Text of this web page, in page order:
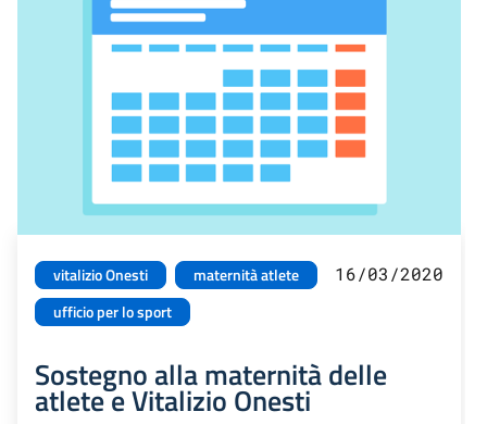
vitalizio Onesti
maternità atlete
ufficio per lo sport
16/03/2020
Sostegno alla maternità delle
atlete e Vitalizio Onesti